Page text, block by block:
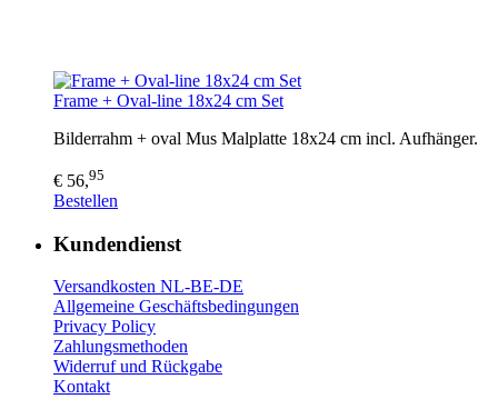
Frame + Oval-line 18x24 cm Set
Bilderrahm + oval Mus Malplatte 18x24 cm incl. Aufhänger.
€ 56,95
Bestellen
Kundendienst
Versandkosten NL-BE-DE
Allgemeine Geschäftsbedingungen
Privacy Policy
Zahlungsmethoden
Widerruf und Rückgabe
Kontakt